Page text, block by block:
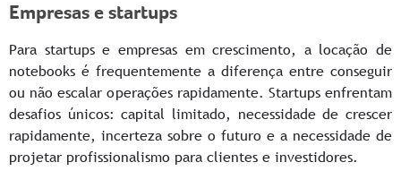
Empresas e startups
Para startups e empresas em crescimento, a locação de
notebooks é frequentemente a diferença entre conseguir
ou não escalar operações rapidamente. Startups enfrentam
desafios únicos: capital limitado, necessidade de crescer
rapidamente, incerteza sobre o futuro e a necessidade de
projetar profissionalismo para clientes e investidores.